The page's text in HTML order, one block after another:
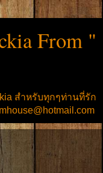
From "
สำหรับทุกๆท่านที่รัก